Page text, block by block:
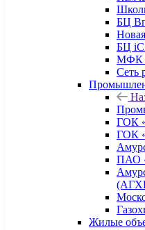
БЦ
БЦ
МФК
Сеть
ГОК
ГОК
ПАО
Жилые